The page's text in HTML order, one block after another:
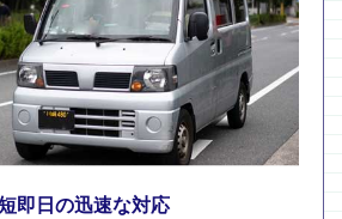
即日の迅速な対応